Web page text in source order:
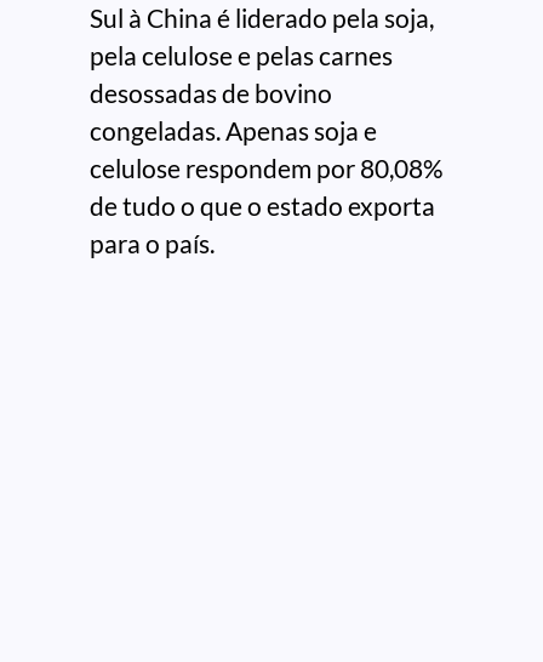
Sul à China é liderado pela soja,
pela celulose e pelas carnes
desossadas de bovino
congeladas. Apenas soja e
celulose respondem por 80,08%
de tudo o que o estado exporta
para o país.